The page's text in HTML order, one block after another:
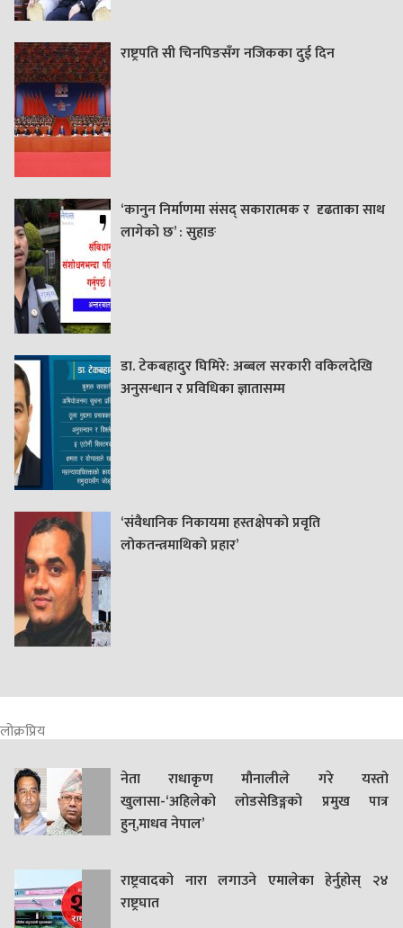
राष्ट्रपति सी चिनपिङसँग नजिकका दुई दिन
‘कानुन निर्माणमा संसद् सकारात्मक र दृढताका साथ
लागेको छ’ : सुहाङ
डा. टेकबहादुर घिमिरे: अब्बल सरकारी वकिलदेखि
अनुसन्धान र प्रविधिका ज्ञातासम्म
‘संवैधानिक निकायमा हस्तक्षेपको प्रवृति
लोकतन्त्रमाथिको प्रहार’
लोक्रप्रिय
नेता राधाकृण मौनालीले गरे यस्तो
खुलासा-‘अहिलेको लोडसेडिङ्गको प्रमुख पात्र
हुन्,माधव नेपाल’
राष्ट्रवादको नारा लगाउने एमालेका हेर्नुहोस् २४
राष्ट्रघात